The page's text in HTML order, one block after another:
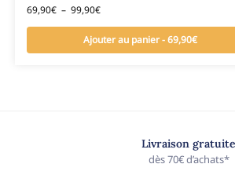
69,90€ – 99,90€
Ajouter au panier - 69,90€
Livraison gratuite
dès 70€ d’achats*